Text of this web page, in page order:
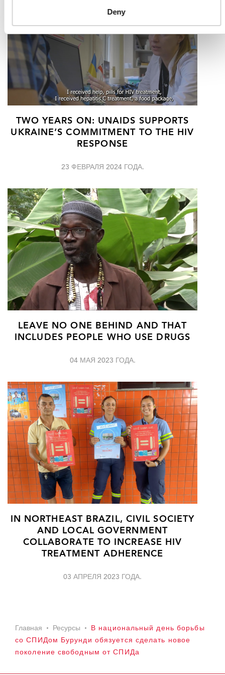
Deny
TWO YEARS ON: UNAIDS SUPPORTS
UKRAINE’S COMMITMENT TO THE HIV
RESPONSE
23 ФЕВРАЛЯ 2024 ГОДА.
LEAVE NO ONE BEHIND AND THAT
INCLUDES PEOPLE WHO USE DRUGS
04 МАЯ 2023 ГОДА.
IN NORTHEAST BRAZIL, CIVIL SOCIETY
AND LOCAL GOVERNMENT
COLLABORATE TO INCREASE HIV
TREATMENT ADHERENCE
03 АПРЕЛЯ 2023 ГОДА.
Главная Ресурсы
В национальный день борьбы
со СПИДом Бурунди обязуется сделать новое
поколение свободным от СПИДа